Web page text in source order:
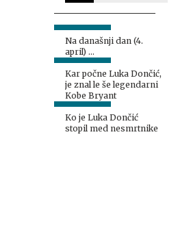
Na današnji dan (4.
april) ...
Kar počne Luka Dončić,
je znal le še legendarni
Kobe Bryant
Ko je Luka Dončić
stopil med nesmrtnike